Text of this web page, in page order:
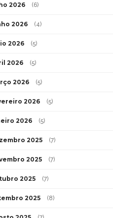
2026 (6)
2026 (4)
2026 (5)
2026 (5)
2026 (5)
2026 (5)
2026 (5)
2025 (7)
2025 (7)
2025 (7)
2025 (8)